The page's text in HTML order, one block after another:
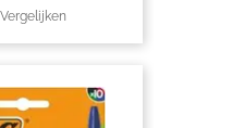
Vergelijken